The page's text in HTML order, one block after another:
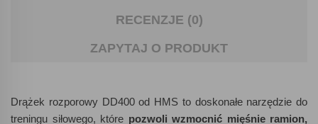
RECENZJE (0)
ZAPYTAJ O PRODUKT
Drążek rozporowy DD400 od HMS to doskonałe narzędzie do
treningu siłowego, które pozwoli wzmocnić mięśnie ramion,